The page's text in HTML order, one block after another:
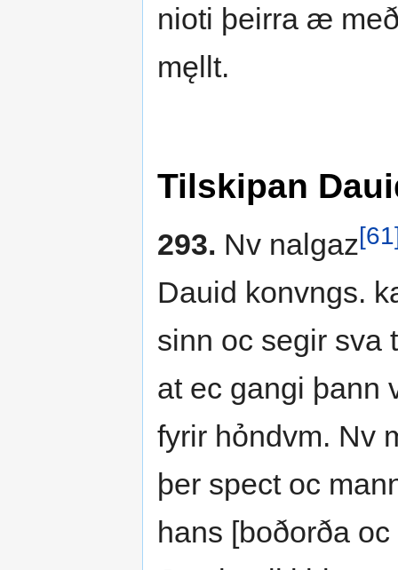
nioti þeirra æ
męllt.
Tilskipan
293. Nv nalgaz
Dauid konvngs.
sinn oc segir sva
at ec gangi þann
fyrir hỏndvm. Nv
þer spect oc
hans [boðorða